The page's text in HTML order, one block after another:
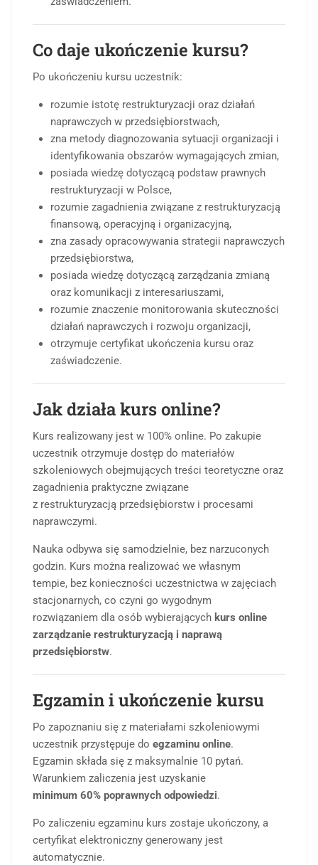
Co daje ukończenie kursu?
Po ukończeniu kursu uczestnik:
rozumie istotę restrukturyzacji oraz działań
naprawczych w przedsiębiorstwach,
zna metody diagnozowania sytuacji organizacji i
identyfikowania obszarów wymagających zmian,
posiada wiedzę dotyczącą podstaw prawnych
restrukturyzacji w Polsce,
rozumie zagadnienia związane z restrukturyzacją
finansową, operacyjną i organizacyjną,
zna zasady opracowywania strategii naprawczych
przedsiębiorstwa,
posiada wiedzę dotyczącą zarządzania zmianą
oraz komunikacji z interesariuszami,
rozumie znaczenie monitorowania skuteczności
działań naprawczych i rozwoju organizacji,
otrzymuje certyfikat ukończenia kursu oraz
zaświadczenie.
Jak działa kurs online?
Kurs realizowany jest w 100% online. Po zakupie
uczestnik otrzymuje dostęp do materiałów
szkoleniowych obejmujących treści teoretyczne oraz
zagadnienia praktyczne związane
z restrukturyzacją przedsiębiorstw i procesami
naprawczymi.
Nauka odbywa się samodzielnie, bez narzuconych
godzin. Kurs można realizować we własnym
tempie, bez konieczności uczestnictwa w zajęciach
stacjonarnych, co czyni go wygodnym
rozwiązaniem dla osób wybierających kurs online
zarządzanie restrukturyzacją i naprawą
przedsiębiorstw.
Egzamin i ukończenie kursu
Po zapoznaniu się z materiałami szkoleniowymi
uczestnik przystępuje do egzaminu online.
Egzamin składa się z maksymalnie 10 pytań.
Warunkiem zaliczenia jest uzyskanie
minimum 60% poprawnych odpowiedzi.
Po zaliczeniu egzaminu kurs zostaje ukończony, a
certyfikat elektroniczny generowany jest
automatycznie.